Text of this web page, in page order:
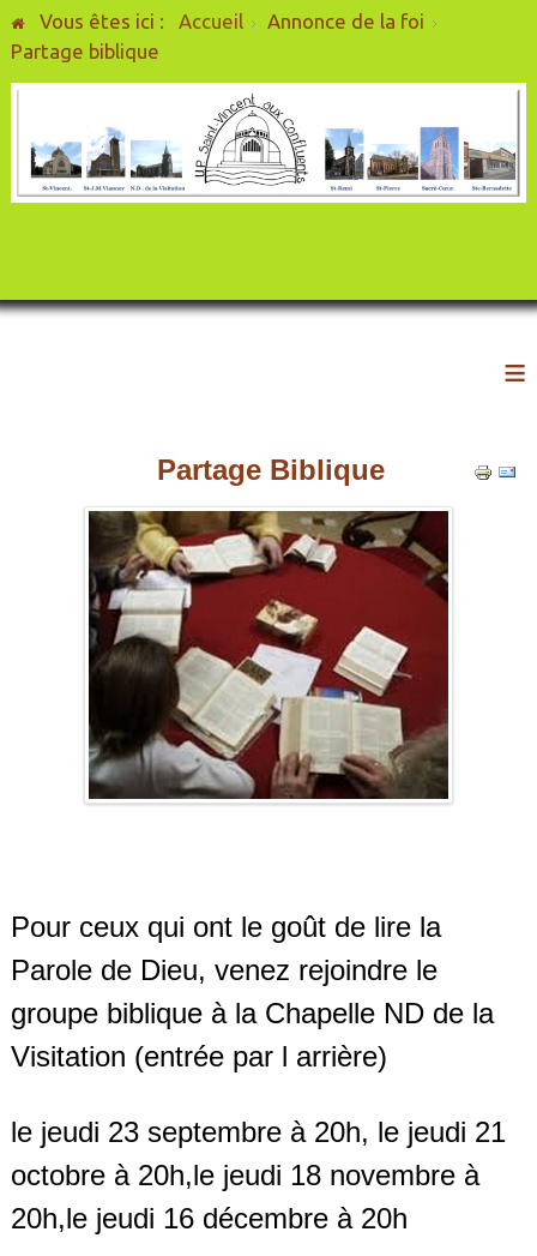
Vous êtes ici : Accueil
Annonce de la foi
Partage biblique
≡
Partage Biblique
Pour ceux qui ont le goût de lire la
Parole de Dieu, venez rejoindre le
groupe biblique à la Chapelle ND de la
Visitation (entrée par l arrière)
le jeudi 23 septembre à 20h, le jeudi 21
octobre à 20h,le jeudi 18 novembre à
20h,le jeudi 16 décembre à 20h